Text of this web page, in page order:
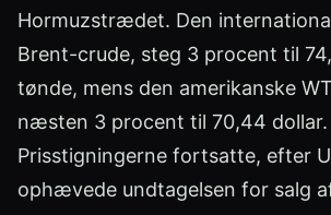
Hormuzstrædet. Den
Brent-crude, steg 3 procent til
tønde, mens den amerikanske
næsten 3 procent til 70,44 dollar.
Prisstigningerne fortsatte, efter
ophævede undtagelsen for salg